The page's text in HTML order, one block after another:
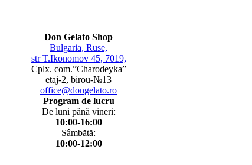
Don Gelato Shop
Bulgaria, Ruse,
str T.Ikonomov 45, 7019,
Cplx. com.”Charodeyka”
etaj-2, birou-№13
office@dongelato.ro
Program de lucru
De luni până vineri:
10:00-16:00
Sâmbătă:
10:00-12:00